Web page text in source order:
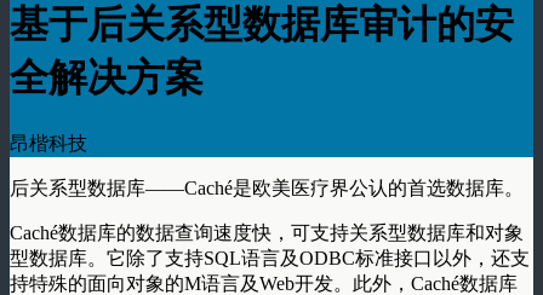
基于后关系型数据库审计的安
全解决方案
昂楷科技
后关系型数据库——Caché是欧美医疗界公认的首选数据库。
Caché数据库的数据查询速度快，可支持关系型数据库和对象
型数据库。它除了支持SQL语言及ODBC标准接口以外，还支
持特殊的面向对象的M语言及Web开发。此外，Caché数据库